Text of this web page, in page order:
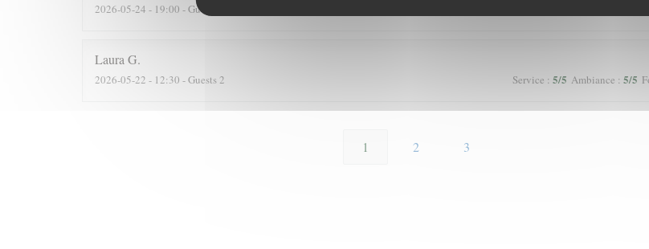
2026-05-24 - 19:00 - Guests 2
Laura G
2026-05-22 - 12:30 - Guests 2 Service : 5/5 Ambiance : 5/5
1 2 3